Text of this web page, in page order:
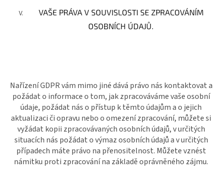
VAŠE PRÁVA V SOUVISLOSTI SE ZPRACOVÁNÍM
OSOBNÍCH ÚDAJŮ.
Nařízení GDPR vám mimo jiné dává právo nás kontaktovat a
požádat o informace o tom, jak zpracováváme vaše osobní
údaje, požádat nás o přístup k těmto údajům a o jejich
aktualizaci či opravu nebo o omezení zpracování, můžete si
vyžádat kopii zpracovávaných osobních údajů, v určitých
situacích nás požádat o výmaz osobních údajů a v určitých
případech máte právo na přenositelnost. Můžete vznést
námitku proti zpracování na základě oprávněného zájmu.